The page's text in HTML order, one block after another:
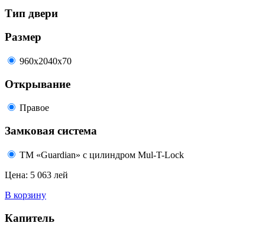
Тип двери
Размер
960x2040х70
Открывание
Правое
Замковая система
ТМ «Guardian» с цилиндром Mul-T-Lock
Цена: 5 063 лей
В корзину
Капитель